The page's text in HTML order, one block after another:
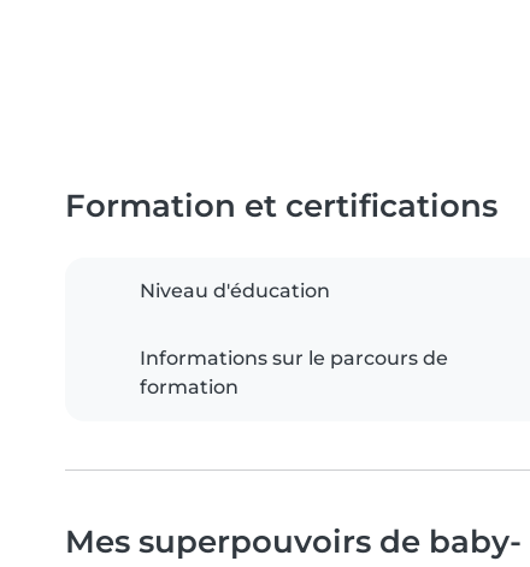
Formation et certifications
Niveau d'éducation
Informations sur le parcours de
formation
Mes superpouvoirs de baby-